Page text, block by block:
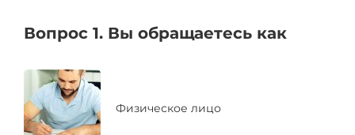
Вопрос 1. Вы обращаетесь как
Физическое лицо